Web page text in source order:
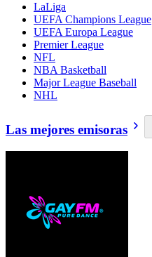
LaLiga
UEFA Champions League
UEFA Europa League
Premier League
NFL
NBA Basketball
Major League Baseball
NHL
Las mejores emisoras